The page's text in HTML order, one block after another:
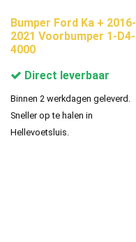
Bumper Ford Ka + 2016-
2021 Voorbumper 1-D4-
4000
Direct leverbaar
Binnen 2 werkdagen geleverd.
Sneller op te halen in
Hellevoetsluis.